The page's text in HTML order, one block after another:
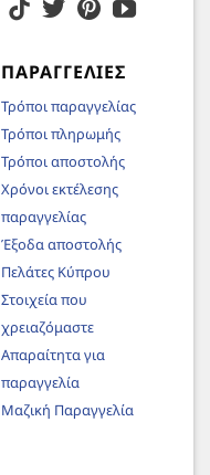
ΠΑΡΑΓΓΕΛΊΕΣ
Τρόποι παραγγελίας
Τρόποι πληρωμής
Τρόποι αποστολής
Χρόνοι εκτέλεσης
παραγγελίας
Έξοδα αποστολής
Πελάτες Κύπρου
Στοιχεία που
χρειαζόμαστε
Απαραίτητα για
παραγγελία
Μαζική Παραγγελία